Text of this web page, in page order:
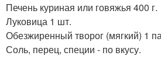
Печень куриная или говяжья 400 г.
Луковица 1 шт.
Обезжиренный творог (мягкий) 1
Соль, перец, специи - по вкусу.